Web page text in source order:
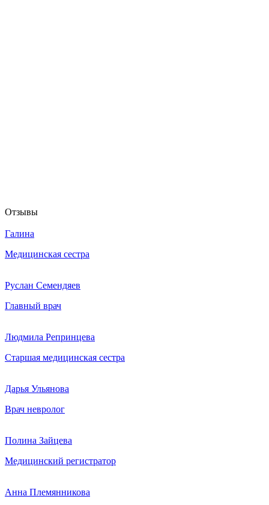
Отзывы
Галина
Медицинская сестра
Руслан Семендяев
Главный врач
Людмила Репринцева
Старшая медицинская сестра
Дарья Ульянова
Врач невролог
Полина Зайцева
Медицинский регистратор
Анна Племянникова